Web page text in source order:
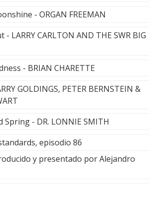
- ORGAN FREEMAN
- LARRY CARLTON AND THE SWR BIG
- BRIAN CHARETTE
GOLDINGS, PETER BERNSTEIN &
Spring - DR. LONNIE SMITH
episodio 86
y presentado por Alejandro